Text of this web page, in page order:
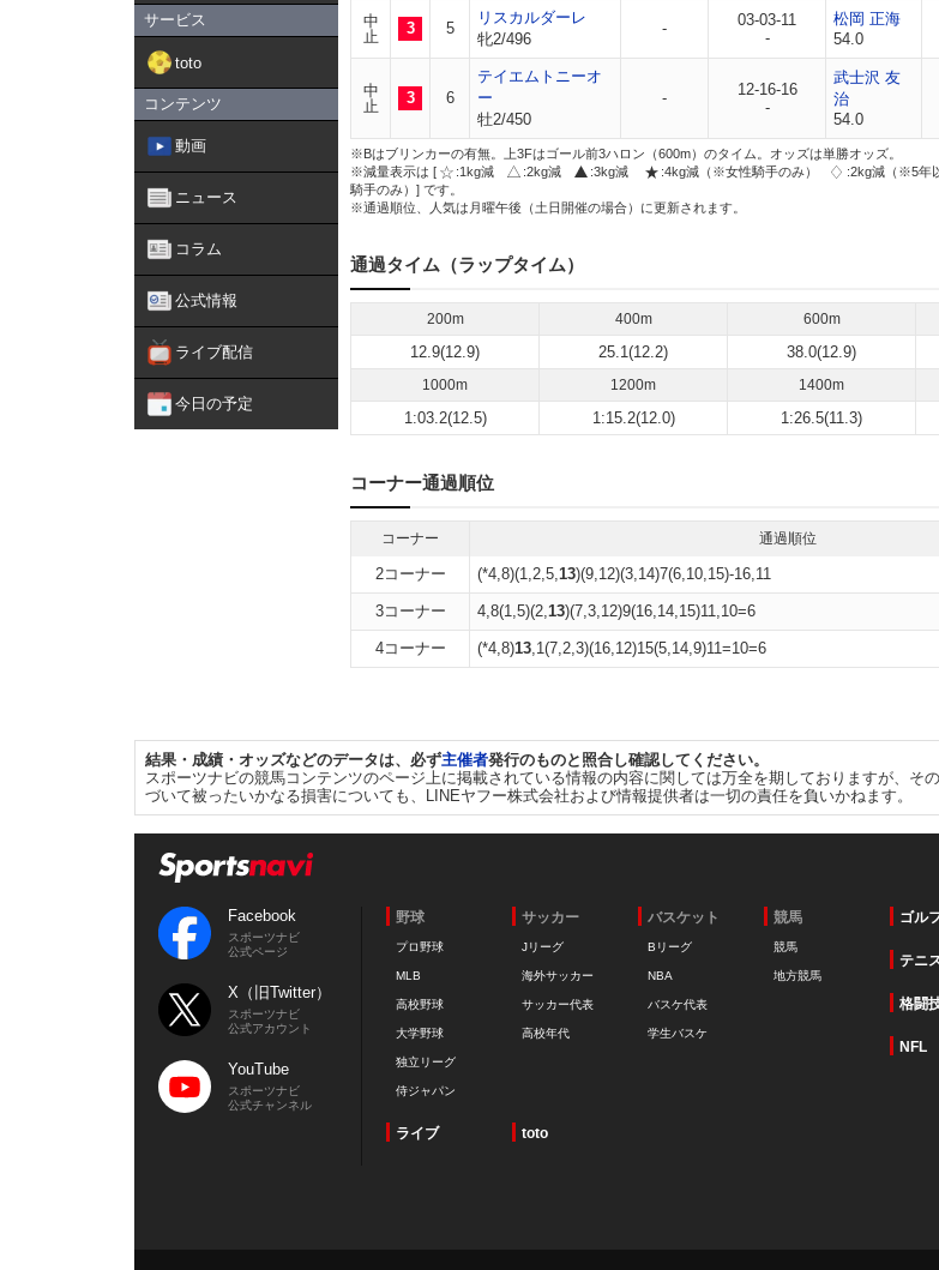
サービス
toto
コンテンツ
動画
ニュース
コラム
公式情報
ライブ配信
今日の予定
中
止
3 5
リスカルダーレ
牝2/496
-
03-03-11
-
松岡 正海
54.0
中
止
3 6
テイエムトニーオ
ー
牡2/450
-
12-16-16
-
武士沢 友
治
54.0
※Bはブリンカーの有無。上3Fはゴール前3ハロン（600m）のタイム。オッズは単勝オッズ。
※減量表示は [
:1kg減 :2kg減 :3kg減 :4kg減（※女性騎手のみ）
:2kg減（※5年
騎手のみ）] です。
※通過順位、人気は月曜午後（土日開催の場合）に更新されます。
通過タイム（ラップタイム）
200m 400m 600m
12.9(12.9) 25.1(12.2) 38.0(12.9)
1000m 1200m 1400m
1:03.2(12.5) 1:15.2(12.0) 1:26.5(11.3)
コーナー通過順位
コーナー 通過順位
2コーナー (*4,8)(1,2,5,13)(9,12)(3,14)7(6,10,15)-16,11
3コーナー 4,8(1,5)(2,13)(7,3,12)9(16,14,15)11,10=6
4コーナー (*4,8)13,1(7,2,3)(16,12)15(5,14,9)11=10=6
結果・成績・オッズなどのデータは、必ず主催者発行のものと照合し確認してください。
スポーツナビの競馬コンテンツのページ上に掲載されている情報の内容に関しては万全を期しておりますが、
づいて被ったいかなる損害についても、LINEヤフー株式会社および情報提供者は一切の責任を負いかねます。
Facebook
スポーツナビ
公式ページ
X（旧Twitter）
スポーツナビ
公式アカウント
YouTube
スポーツナビ
公式チャンネル
野球
プロ野球
MLB
高校野球
大学野球
独立リーグ
侍ジャパン
サッカー
Jリーグ
海外サッカー
サッカー代表
高校年代
バスケット
Bリーグ
NBA
バスケ代表
学生バスケ
競馬
競馬
地方競馬
ゴル
テニ
格闘
NFL
ライブ toto